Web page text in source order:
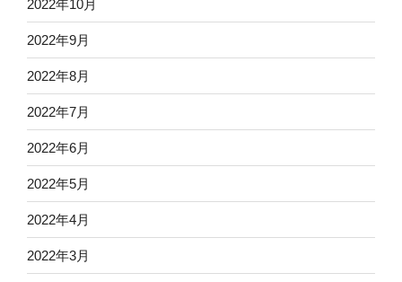
2022年10月
2022年9月
2022年8月
2022年7月
2022年6月
2022年5月
2022年4月
2022年3月